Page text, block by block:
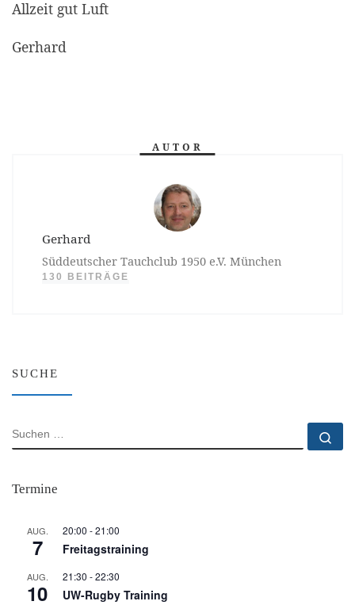
Allzeit gut Luft
Gerhard
AUTOR
Gerhard
Süddeutscher Tauchclub 1950 e.V. München
130 BEITRÄGE
SUCHE
SUCHE
Termine
AUG.
7
20:00 -21:00
Freitagstraining
AUG.
10
21:30 -22:30
UW-Rugby Training